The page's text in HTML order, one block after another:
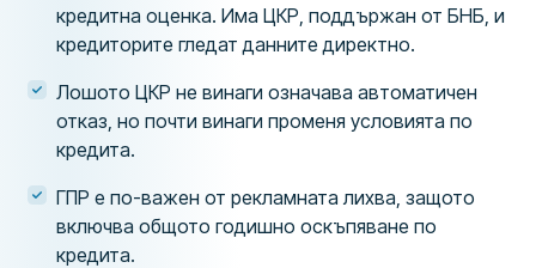
кредитна оценка. Има ЦКР, поддържан от БНБ, и
кредиторите гледат данните директно.
Лошото ЦКР не винаги означава автоматичен
отказ, но почти винаги променя условията по
кредита.
ГПР е по-важен от рекламната лихва, защото
включва общото годишно оскъпяване по
кредита.